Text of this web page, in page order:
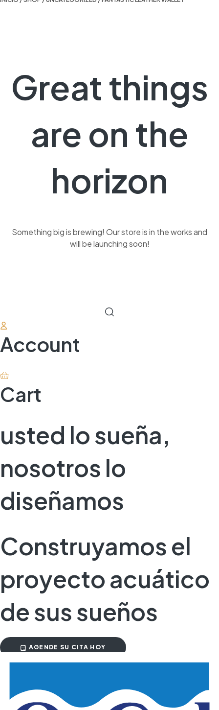
Great things
are on the
horizon
Something big is brewing! Our store is in the works and
will be launching soon!
Account
Cart
usted lo sueña,
nosotros lo
diseñamos
Construyamos el
proyecto acuático
de sus sueños
AGENDE SU CITA HOY